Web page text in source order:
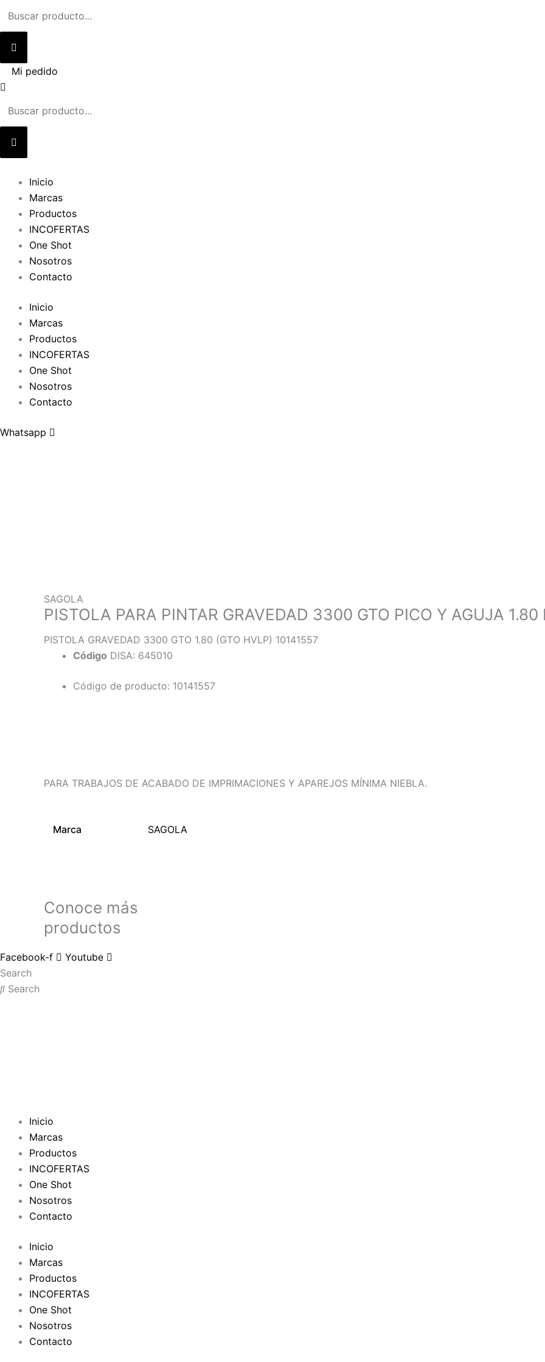
Mi pedido
Inicio
Marcas
Productos
INCOFERTAS
One Shot
Nosotros
Contacto
Inicio
Marcas
Productos
INCOFERTAS
One Shot
Nosotros
Contacto
Whatsapp
SAGOLA
PISTOLA PARA PINTAR GRAVEDAD 3300 GTO PICO Y AGUJA 1.80
PISTOLA GRAVEDAD 3300 GTO 1.80 (GTO HVLP) 10141557
Código DISA: 645010
Código de producto: 10141557
PARA TRABAJOS DE ACABADO DE IMPRIMACIONES Y APAREJOS MÍNIMA NIEBLA.
Marca SAGOLA
Conoce más
productos
Facebook-f
Youtube
Search
Search
Inicio
Marcas
Productos
INCOFERTAS
One Shot
Nosotros
Contacto
Inicio
Marcas
Productos
INCOFERTAS
One Shot
Nosotros
Contacto